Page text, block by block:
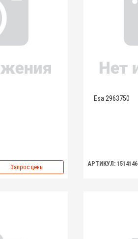
Запрос цены
Esa 2963750
АРТИКУЛ: 1514146